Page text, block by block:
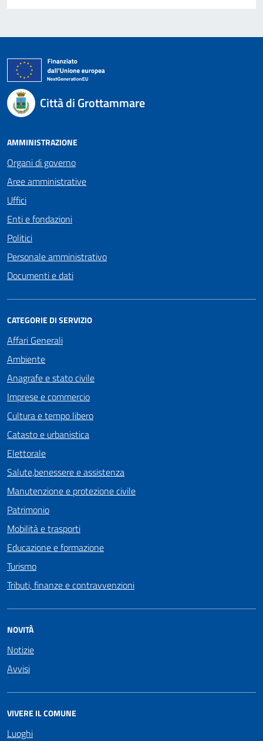
Città di Grottammare
AMMINISTRAZIONE
Organi di governo
Aree amministrative
Uffici
Enti e fondazioni
Politici
Personale amministrativo
Documenti e dati
CATEGORIE DI SERVIZIO
Affari Generali
Ambiente
Anagrafe e stato civile
Imprese e commercio
Cultura e tempo libero
Catasto e urbanistica
Elettorale
Salute,benessere e assistenza
Manutenzione e protezione civile
Patrimonio
Mobilità e trasporti
Educazione e formazione
Turismo
Tributi, finanze e contravvenzioni
NOVITÀ
Notizie
Avvisi
VIVERE IL COMUNE
Luoghi